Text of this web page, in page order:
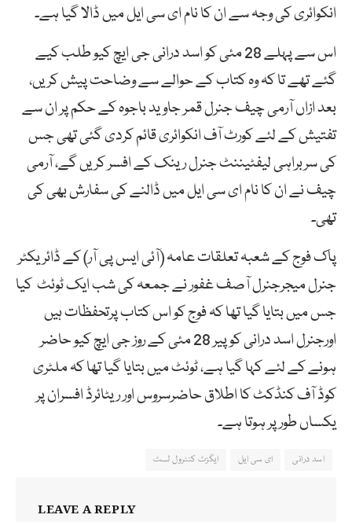
انکوائری کی وجہ سے ان کا نام ای سی ایل میں ڈالا گیا ہے۔
اس سے پہلے 28 مئی کو اسد درانی جی ایچ کیو طلب کیے
گئے تھے تا کہ وہ کتاب کے حوالے سے وضاحت پیش کریں،
بعد ازاں آرمی چیف جنرل قمر جاوید باجوہ کے حکم پر ان سے
تفتیش کے لئے کورٹ آف انکوائری قائم کردی گئی تھی جس
کی سربراہی لیفٹیننٹ جنرل رینک کے افسر کریں گے، آرمی
چیف نے ان کا نام ای سی ایل میں ڈالنے کی سفارش بھی کی
تھی۔
پاک فوج کے شعبہ تعلقات عامہ (آئی ایس پی آر) کے ڈائریکٹر
جنرل میجرجنرل آصف غفور نے جمعہ کی شب ایک ٹوئٹ کیا
جس میں بتایا گیا تھا کہ فوج کو اس کتاب پرتحفظات ہیں
اورجنرل اسد درانی کو پیر 28 مئی کے روز جی ایچ کیو حاضر
ہونے کے لئے کہا گیا ہے، ٹوئٹ میں بتایا گیا تھا کہ ملٹری
کوڈ آف کنڈکٹ کا اطلاق حاضرسروس اور ریٹائرڈ افسران پر
یکساں طور پر ہوتا ہے۔
اسد درانی ای سی ایل ایگزٹ کنٹرول لسٹ
LEAVE A REPLY